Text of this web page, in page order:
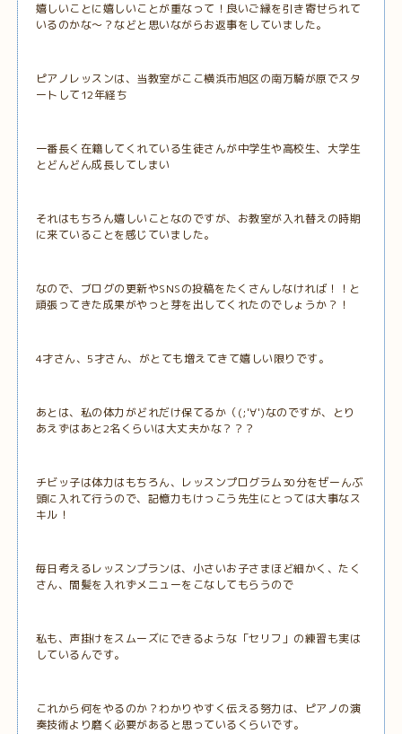
嬉しいことに嬉しいことが重なって！良いご縁を引き寄せられて
いるのかな～？などと思いながらお返事をしていました。
ピアノレッスンは、当教室がここ横浜市旭区の南万騎が原でスタ
ートして12年経ち
一番長く在籍してくれている生徒さんが中学生や高校生、大学生
とどんどん成長してしまい
それはもちろん嬉しいことなのですが、お教室が入れ替えの時期
に来ていることを感じていました。
なので、ブログの更新やSNSの投稿をたくさんしなければ！！と
頑張ってきた成果がやっと芽を出してくれたのでしょうか？！
4才さん、5才さん、がとても増えてきて嬉しい限りです。
あとは、私の体力がどれだけ保てるか（(;'∀')なのですが、とり
あえずはあと2名くらいは大丈夫かな？？？
チビッ子は体力はもちろん、レッスンプログラム30分をぜーんぶ
頭に入れて行うので、記憶力もけっこう先生にとっては大事なス
キル！
毎日考えるレッスンプランは、小さいお子さまほど細かく、たく
さん、間髪を入れずメニューをこなしてもらうので
私も、声掛けをスムーズにできるような「セリフ」の練習も実は
しているんです。
これから何をやるのか？わかりやすく伝える努力は、ピアノの演
奏技術より磨く必要があると思っているくらいです。